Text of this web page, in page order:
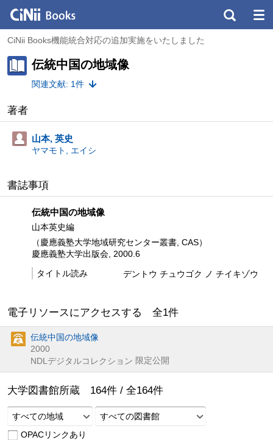
CiNii Books機能統合対応の追加実施をいたしました
伝統中国の地域像
関連文献: 1件
著者
山本, 英史
ヤマモト, エイシ
書誌事項
伝統中国の地域像
山本英史編
（慶應義塾大学地域研究センター叢書, CAS）
慶應義塾大学出版会, 2000.6
タイトル読み
デントウ チュウゴク ノ チイキゾウ
電子リソースにアクセスする 全1件
伝統中国の地域像
2000
NDLデジタルコレクション 限定公開
大学図書館所蔵 164件 / 全164件
すべての地域
すべての図書館
OPACリンクあり